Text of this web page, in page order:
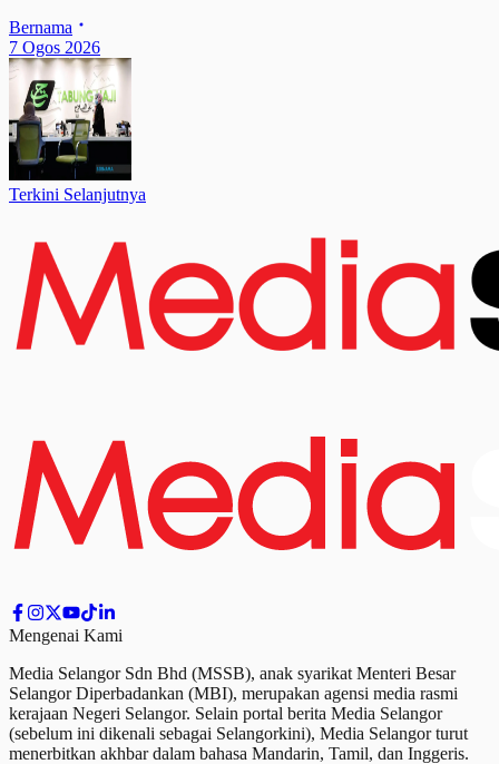
Bernama
7 Ogos 2026
Terkini Selanjutnya
Mengenai Kami
Media Selangor Sdn Bhd (MSSB), anak syarikat Menteri Besar
Selangor Diperbadankan (MBI), merupakan agensi media rasmi
kerajaan Negeri Selangor. Selain portal berita Media Selangor
(sebelum ini dikenali sebagai Selangorkini), Media Selangor turut
menerbitkan akhbar dalam bahasa Mandarin, Tamil, dan Inggeris.